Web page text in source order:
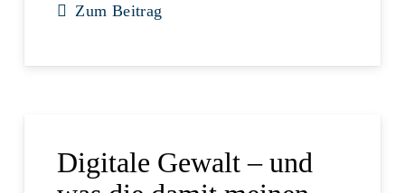
Zum Beitrag
Digitale Gewalt – und